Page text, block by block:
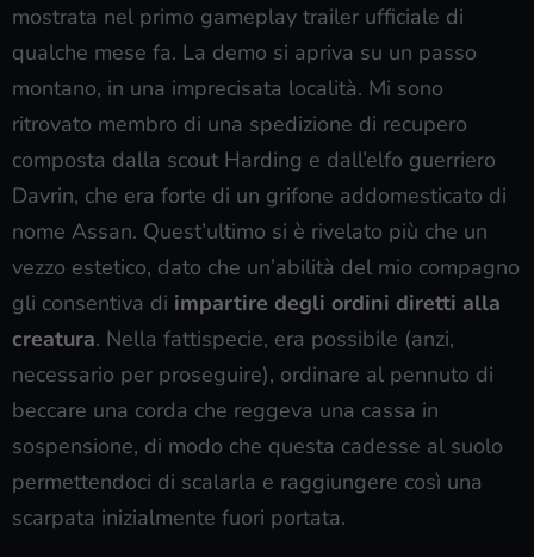
mostrata nel primo gameplay trailer ufficiale di
qualche mese fa. La demo si apriva su un passo
montano, in una imprecisata località. Mi sono
ritrovato membro di una spedizione di recupero
composta dalla scout Harding e dall’elfo guerriero
Davrin, che era forte di un grifone addomesticato di
nome Assan. Quest’ultimo si è rivelato più che un
vezzo estetico, dato che un’abilità del mio compagno
gli consentiva di impartire degli ordini diretti alla
creatura. Nella fattispecie, era possibile (anzi,
necessario per proseguire), ordinare al pennuto di
beccare una corda che reggeva una cassa in
sospensione, di modo che questa cadesse al suolo
permettendoci di scalarla e raggiungere così una
scarpata inizialmente fuori portata.